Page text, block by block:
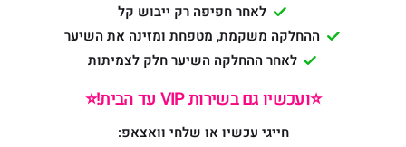
לאחר חפיפה רק ייבוש קל
ההחלקה משקמת, מטפחת ומזינה את השיער
לאחר ההחלקה השיער חלק לצמיתות
⭐️ועכשיו גם בשירות VIP עד הבית!⭐️
חייגי עכשיו או שלחי וואצאפ: